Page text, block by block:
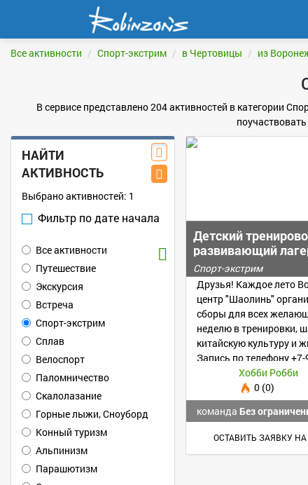
Все активности Спорт-экстрим в Чертовицы из
В сервисе представлено 204 активностей в категории
НАЙТИ
АКТИВНОСТЬ
Выбрано активностей: 1
Фильтр по дате начала
Все активности
Путешествие
Экскурсия
Встреча
Спорт-экстрим
Сплав
Велоспорт
Паломничество
Скалолазание
Горные лыжи, Сноуборд
Конный туризм
Альпинизм
Парашютизм
Детский
развивающий
"Шаолинь-кэмп"
Спорт-экстрим
Друзья! Каждое лето
центр "Шаолинь"
сборы для всех
неделю в тренировки,
китайскую культуру и
Запись по телефону
Хобби Робби
0 (0)
команда Без
ОСТАВИТЬ ЗАЯВКУ